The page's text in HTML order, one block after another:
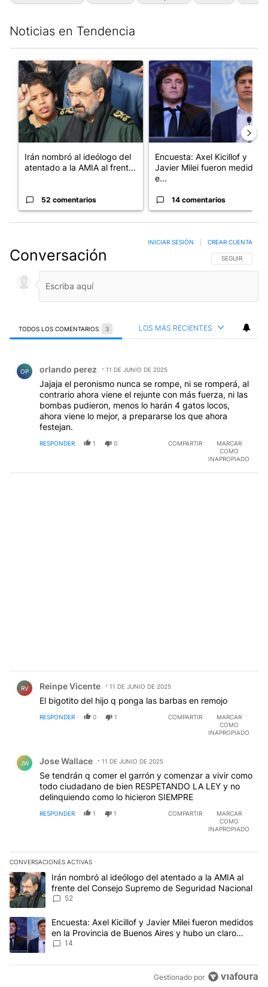
Noticias en Tendencia
Un artículo de tendencia con el título "Irán nombró al ideólogo
Irán nombró al ideólogo del
atentado a la AMIA al frent...
52 comentarios
Un artículo de tendencia con
Encuesta: Axel Kicillof y
Javier Milei fueron medidos
e...
14 comentarios
Conversación SIGA ESTA
SEGUIR
INICIAR SESIÓN CREAR CUENTA
TODOS LOS COMENTARIOS 3 LOS MÁS RECIENTES
OP orlando perez 11 DE JUNIO DE 2025
Jajaja el peronismo nunca se rompe, ni se romperá, al
contrario ahora viene el rejunte con más fuerza, ni las
bombas pudieron, menos lo harán 4 gatos locos,
ahora viene lo mejor, a prepararse los que ahora
festejan.
RESPONDER 1 0 COMPARTIR
MARCAR
COMO
INAPROPIADO
RV Reinpe Vicente 11 DE JUNIO DE 2025
El bigotito del hijo q ponga las barbas en remojo
RESPONDER 0 1 COMPARTIR
MARCAR
COMO
INAPROPIADO
JW Jose Wallace 11 DE JUNIO DE 2025
Se tendrán q comer el garrón y comenzar a vivir como
todo ciudadano de bien RESPETANDO LA LEY y no
delinquiendo como lo hicieron SIEMPRE
RESPONDER 1 1 COMPARTIR
MARCAR
COMO
INAPROPIADO
CONVERSACIONES ACTIVAS
Este listado muestra los artículos con más comentarios en los
Un artículo de tendencia con el título "Irán nombró al ideólogo
Irán nombró al ideólogo del atentado a la AMIA al
frente del Consejo Supremo de Seguridad Nacional
52
Un artículo de tendencia con el título "Encuesta: Axel Kicillof y
Encuesta: Axel Kicillof y Javier Milei fueron medidos
en la Provincia de Buenos Aires y hubo un claro
ganador
14
Gestionado por